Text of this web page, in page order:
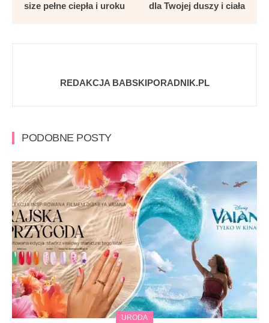
size pełne ciepła i uroku
dla Twojej duszy i ciała
REDAKCJA BABSKIPORADNIK.PL
PODOBNE POSTY
URODA